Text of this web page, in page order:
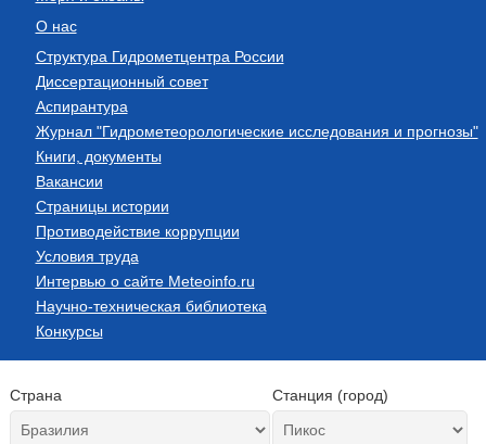
О нас
Структура Гидрометцентра России
Диссертационный совет
Аспирантура
Журнал "Гидрометеорологические исследования и прогнозы"
Книги, документы
Вакансии
Страницы истории
Противодействие коррупции
Условия труда
Интервью о сайте Meteoinfo.ru
Научно-техническая библиотека
Конкурсы
Страна Станция (город)